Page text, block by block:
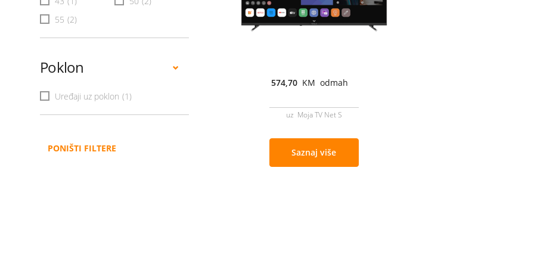
55 (2)
Poklon
Uređaji uz poklon (1)
PONIŠTI FILTERE
574,70 KM odmah
uz Moja TV Net S
Saznaj više